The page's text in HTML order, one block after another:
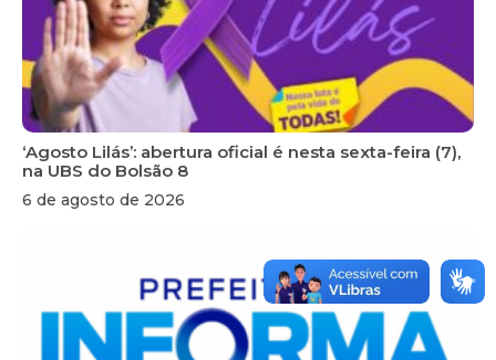
‘Agosto Lilás’: abertura oficial é nesta sexta-feira (7),
na UBS do Bolsão 8
6 de agosto de 2026